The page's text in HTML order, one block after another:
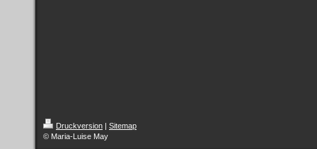
Druckversion | Sitemap
© Maria-Luise May